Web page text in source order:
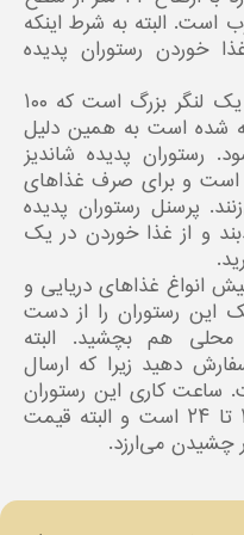
است. البته به شرط اینکه
خوردن رستوران پدیده
فضای بیرونی این رستوران کیش یک لنگر بزرگ است که ۱۰۰
در ۳۵ روز ساخته شده است به همین دلیل
پدیده شاندیز
است و برای صرف غذاهای
پرسنل رستوران پدیده
و از غذا خوردن در یک
انواغ غذاهای دریایی و
رستوران را از دست
هم بچشید. البته
دهید زیرا که ارسال
ساعت کاری این رستوران
شیشه ای کیش از ۱۲ تا ۱۶ و ۲۰ تا ۲۴ است و البته قیمت
چشیدن می‌ارزد.